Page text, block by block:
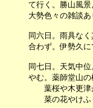
て行く。勝山風景よ
大勢色々の雑談あり
同六日。雨具なく其
合わず。伊勢久にて
同七日。天気中位。
やむ。薬師堂山の桜
葉桜や木更津舟と
菜の花やけふも